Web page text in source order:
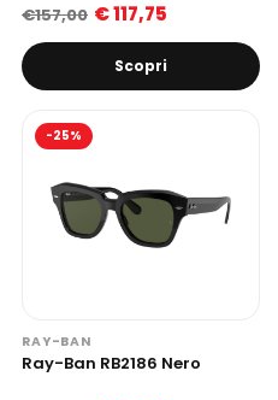
€157,00 € 117,75
Scopri
-25%
RAY-BAN
Ray-Ban RB2186 Nero